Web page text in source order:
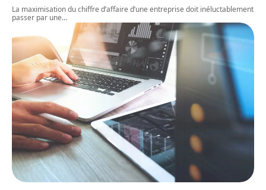
La maximisation du chiffre d’affaire d’une entreprise doit inéluctablement
passer par une…